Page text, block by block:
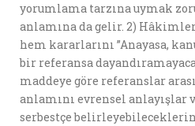
yorumlama tarzına uymak
anlamına da gelir. 2)
hem kararlarını ”Anayasa,
bir referansa
maddeye göre referanslar
anlamını evrensel anlayışlar
serbestçe